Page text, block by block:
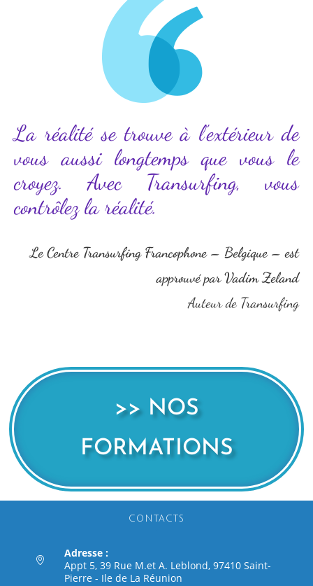
La réalité se trouve à l’extérieur de
vous aussi longtemps que vous le
croyez. Avec Transurfing, vous
contrôlez la réalité.
Le Centre Transurfing Francophone – Belgique – est
approuvé par Vadim Zeland
Auteur de Transurfing
>> NOS
FORMATIONS
CONTACTS
Adresse :
Appt 5, 39 Rue M.et A. Leblond, 97410 Saint-
Pierre - Ile de La Réunion